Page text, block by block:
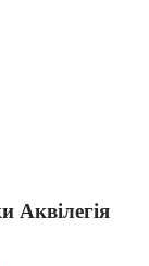
Аквілегія